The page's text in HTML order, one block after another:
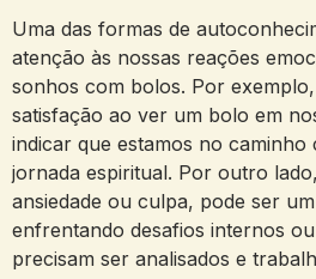
Uma das formas de
⁣atenção às nossas⁤ reações
sonhos com bolos. Por
satisfação ⁢ao ver‍ um bolo em
indicar que estamos no‌ caminho
jornada espiritual. Por outro⁣
ansiedade ou⁣ culpa, pode ser
enfrentando desafios internos
precisam ser ‍analisados ‌e